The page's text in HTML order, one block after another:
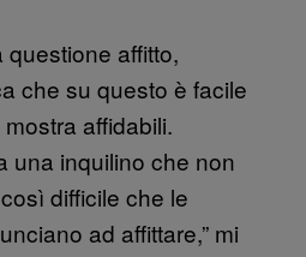
questione affitto,
che su questo è facile
affidabili.
una inquilino che non
difficile che le
ad affittare,” mi